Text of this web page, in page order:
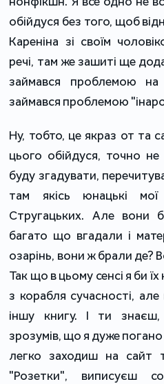
обійдуся без того, щоб
Кареніна зі своїм
речі, там же зашиті ще
займався проблемою на
займався проблемою
Ну, тобто, це якраз от та
цього обійдуся, точно
буду згадувати,
там якісь юнацькі
Стругацьких. Але вони
багато що вгадали і
озарінь, вони ж брали де?
Так що в цьому сенсі я би
з корабля сучасності,
іншу книгу. І ти
зрозумів, що я дуже
легко заходиш на сайт
"Розетки", виписуєш